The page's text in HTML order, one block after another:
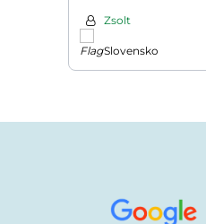
Zsolt
Slovensko